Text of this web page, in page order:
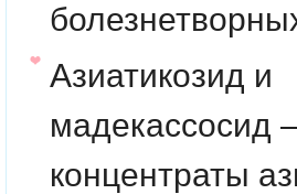
Азиатикозид и
мадекассосид
концентраты